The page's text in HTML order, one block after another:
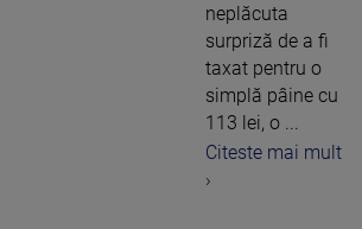
neplăcuta
surpriză de a fi
taxat pentru o
simplă pâine cu
113 lei, o ...
Citeste mai mult
›